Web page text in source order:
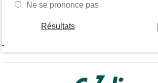
Ne se prononce pas
Résultats
-